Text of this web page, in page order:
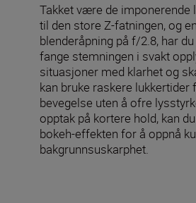
Takket være de imponerende
til den store Z-fatningen, og
blenderåpning på f/2.8, har
fange stemningen i svakt
situasjoner med klarhet og
kan bruke raskere lukkertider
bevegelse uten å ofre
opptak på kortere hold, kan
bokeh-effekten for å oppnå
bakgrunnsuskarphet.